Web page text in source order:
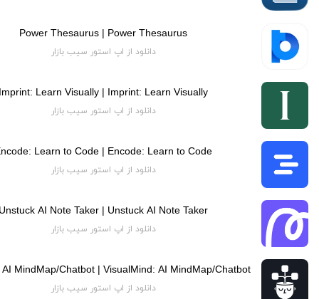
Power Thesaurus | Power Thesaurus
دانلود از اپ استور سیب بازار
Learn Visually | Imprint: Learn Visually
دانلود از اپ استور سیب بازار
Learn to Code | Encode: Learn to Code
دانلود از اپ استور سیب بازار
AI Note Taker | Unstuck AI Note Taker
دانلود از اپ استور سیب بازار
دانلود از اپ استور سیب بازار